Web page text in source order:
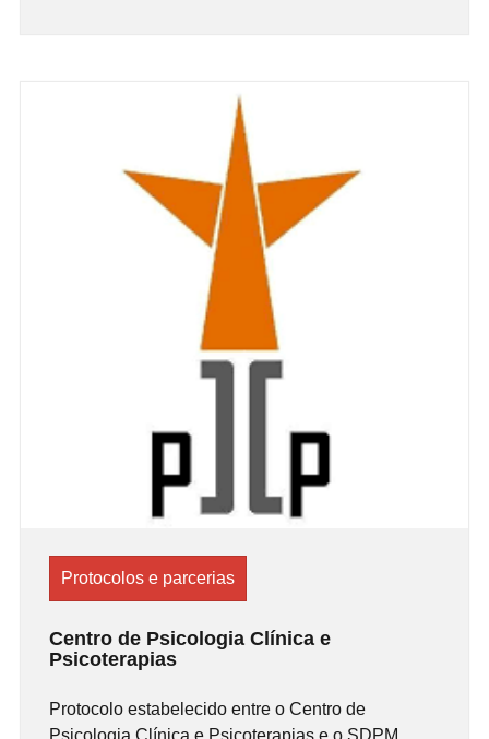
Protocolos e parcerias
Centro de Psicologia Clínica e
Psicoterapias
Protocolo estabelecido entre o Centro de